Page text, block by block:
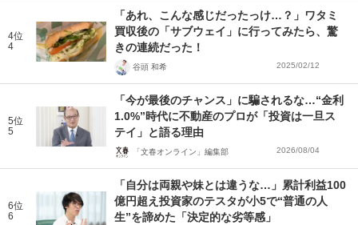
4位
4
「あれ、こんな感じだったっけ…？」ワタミ
買収後の「サブウェイ」に行ってみたら、驚
きの連続だった！
谷頭 和希 2025/02/12
5位
5
「今が最後のチャンス」に騙されるな…“金利
1.0%”時代に不動産のプロが「投資は一旦ス
テイ」と語る理由
「文春オンライン」編集部 2026/08/04
6位
6
「自分は両親や妹とは違うな…」累計利益100
億円超え投資家のテスタが小5で“普通の人
生”を諦めた「決定的な劣等感」